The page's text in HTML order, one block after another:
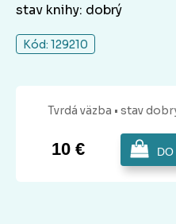
stav knihy: dobrý
Kód: 129210
Tvrdá väzba • stav
10 €